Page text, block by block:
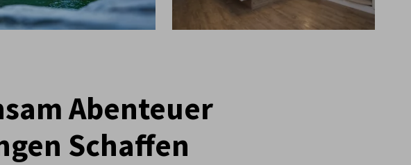
Abenteuer
Schaffen